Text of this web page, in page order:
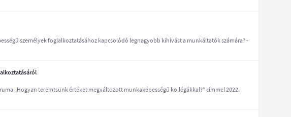
személyek foglalkoztatásához kapcsolódó legnagyobb kihívást a munkáltatók számára? -
„Hogyan teremtsünk értéket megváltozott munkaképességű kollégákkal?” címmel 2022.